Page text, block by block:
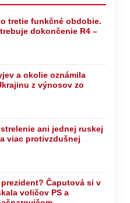
tretie funkčné obdobie.
dokončenie R4 –
a okolie oznámila
z výnosov zo
ani jednej ruskej
viac protivzdušnej
Čaputová si v
voličov PS a